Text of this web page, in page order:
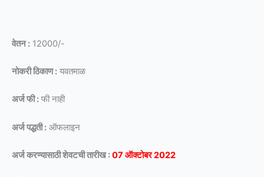
वेतन : 12000/-
नोकरी ठिकाण : यवतमाळ
अर्ज फी : फी नाही
अर्ज पद्धती : ऑफलाइन
अर्ज करण्यासाठी शेवटची तारीख :07 ऑक्टोबर 2022